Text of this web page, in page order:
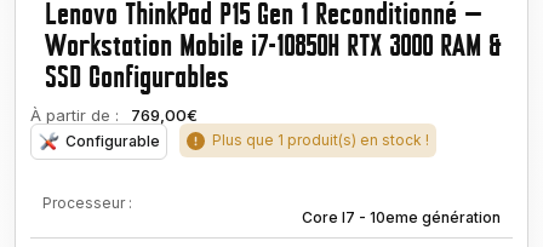
Lenovo ThinkPad P15 Gen 1 Reconditionné —
Workstation Mobile i7-10850H RTX 3000 RAM &
SSD Configurables
À partir de : 769,00€
Configurable Plus que 1 produit(s) en stock !
Processeur :
Core I7 - 10eme génération